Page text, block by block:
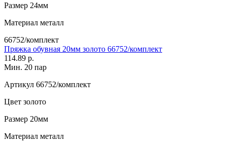
Размер 24мм
Материал металл
66752/комплект
Пряжка обувная 20мм золото 66752/комплект
114.89 р.
Мин. 20 пар
Артикул 66752/комплект
Цвет золото
Размер 20мм
Материал металл